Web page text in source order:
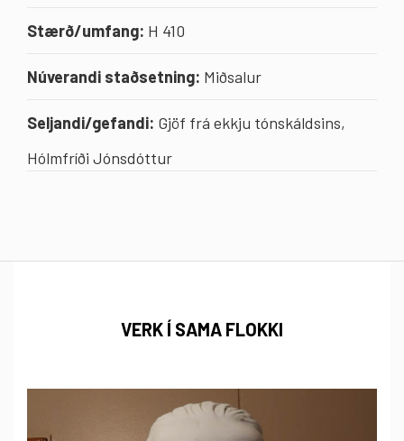
Stærð/umfang: H 410
Núverandi staðsetning: Miðsalur
Seljandi/gefandi: Gjöf frá ekkju tónskáldsins,
Hólmfríði Jónsdóttur
VERK Í SAMA FLOKKI